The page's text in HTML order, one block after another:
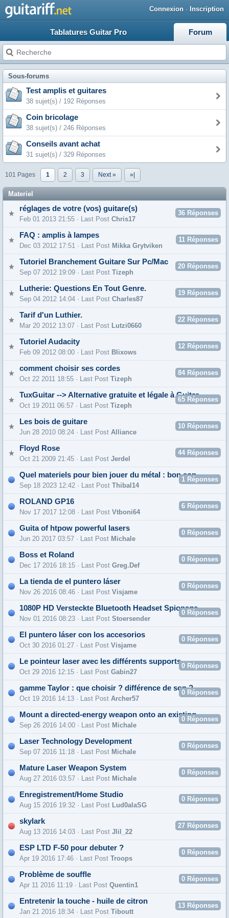
Connexion · Inscription
Tablatures Guitar Pro Forum
Sous-forums
Test amplis et guitares
38 sujet(s) / 192 Réponses
Coin bricolage
38 sujet(s) / 246 Réponses
Conseils avant achat
31 sujet(s) / 329 Réponses
101 Pages 1 2 3 Next » »|
Materiel
36 Réponses
réglages de votre (vos) guitare(s)
Feb 01 2013 21:55 · Last Post Chris17
11 Réponses
FAQ : amplis à lampes
Dec 03 2012 17:51 · Last Post Mikka Grytviken
20 Réponses
Tutoriel Branchement Guitare Sur Pc/Mac
Sep 07 2012 19:09 · Last Post Tizeph
19 Réponses
Lutherie: Questions En Tout Genre.
Sep 04 2012 14:04 · Last Post Charles87
22 Réponses
Tarif d'un Luthier.
Mar 20 2012 13:07 · Last Post Lutzi0660
12 Réponses
Tutoriel Audacity
Feb 09 2012 08:00 · Last Post Blixows
84 Réponses
comment choisir ses cordes
Oct 22 2011 18:55 · Last Post Tizeph
65 Réponses
TuxGuitar --> Alternative gratuite et légale à Guitar pro
Oct 19 2011 06:57 · Last Post Tizeph
10 Réponses
Les bois de guitare
Jun 28 2010 08:24 · Last Post Alliance
44 Réponses
Floyd Rose
Oct 21 2009 21:45 · Last Post Jerdel
1 Réponses
Quel materiels pour bien jouer du métal : bon son
Sep 18 2023 12:42 · Last Post Thibal14
6 Réponses
ROLAND GP16
Nov 17 2017 12:08 · Last Post Vtboni64
0 Réponses
Guita of htpow powerful lasers
Jun 20 2017 03:57 · Last Post Michale
0 Réponses
Boss et Roland
Dec 17 2016 18:15 · Last Post Greg.def
0 Réponses
La tienda de el puntero láser
Nov 26 2016 08:46 · Last Post Visjame
0 Réponses
1080P HD Versteckte Bluetooth Headset Spionage Kameras
Nov 01 2016 08:23 · Last Post Stoersender
0 Réponses
El puntero láser con los accesorios
Oct 30 2016 01:27 · Last Post Visjame
0 Réponses
Le pointeur laser avec les différents supports
Oct 29 2016 12:15 · Last Post Gabin27
0 Réponses
gamme Taylor : que choisir ? différence de son ?
Oct 19 2016 14:13 · Last Post Archer57
0 Réponses
Mount a directed-energy weapon onto an existing fighter-style aircraft
Sep 26 2016 14:00 · Last Post Michale
0 Réponses
Laser Technology Development
Sep 07 2016 11:18 · Last Post Michale
0 Réponses
Mature Laser Weapon System
Aug 27 2016 03:57 · Last Post Michale
0 Réponses
Enregistrement/Home Studio
Aug 15 2016 19:32 · Last Post Lud0alaSG
27 Réponses
skylark
Aug 13 2016 14:03 · Last Post Jlil_22
0 Réponses
ESP LTD F-50 pour debuter ?
Apr 19 2016 17:46 · Last Post Troops
0 Réponses
Problème de souffle
Apr 11 2016 11:19 · Last Post Quentin1
13 Réponses
Entretenir la touche - huile de citron
Jan 21 2016 18:34 · Last Post Tiboutt